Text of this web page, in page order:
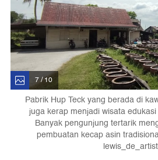
7 / 10
Pabrik Hup Teck yang berada di
juga kerap menjadi wisata
Banyak pengunjung tertarik
pembuatan kecap asin
lewis_de_artist